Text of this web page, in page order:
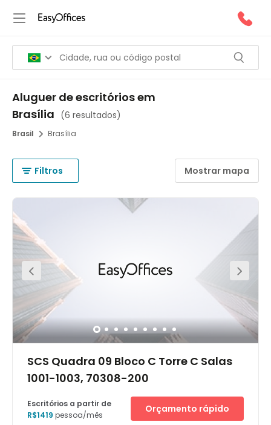
Aluguer de escritórios em
Brasília (6 resultados)
Brasil Brasília
Filtros Mostrar mapa
SCS Quadra 09 Bloco C Torre C Salas
1001-1003, 70308-200
Escritórios a partir de
R$1419 pessoa/mês
Orçamento rápido